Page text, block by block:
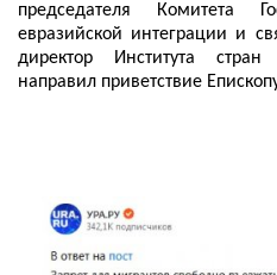
председателя
евразийской интеграции и
директор Института
направил приветствие